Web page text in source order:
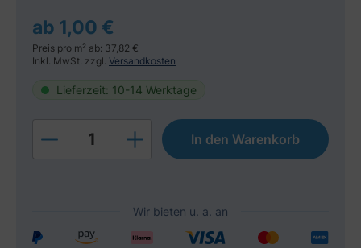
ab 1,00 €
Preis pro m² ab: 37,82 €
Inkl. MwSt. zzgl. Versandkosten
Lieferzeit: 10-14 Werktage
Produkt Anzahl: Gib denIn den Warenkorb